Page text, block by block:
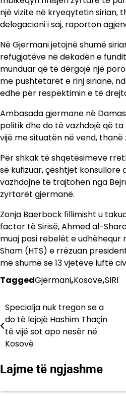
një vizite në kryeqytetin sirian,
delegacioni i saj, raporton
Në Gjermani jetojnë shumë
refugjatëve në dekadën e
munduar që të dërgojë një
me pushtetarët e rinj sirianë,
edhe për respektimin e të
Ambasada gjermane në
politik dhe do të vazhdojë që
vijë me situatën në vend,
Për shkak të shqetësimeve
së kufizuar, çështjet konsullore
vazhdojnë të trajtohen nga
zyrtarët gjermanë.
Zonja Baerbock fillimisht u
factor të Sirisë, Ahmed al-
muaj pasi rebelët e udhëhequr
Sham (HTS) e rrëzuan
më shumë se 13 vjetëve luftë
TaggedGjermani,Kosove,SIRI
Lëvizje
te
postimet
Specialja nuk tregon se a
do të lejojë Hashim Thaçin
të vijë sot apo nesër në
Kosovë
Lajme të ngjashme